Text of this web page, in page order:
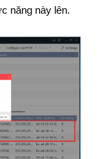
năng này lên.